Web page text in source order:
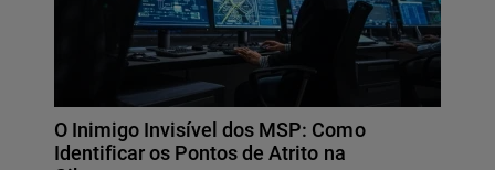
O Inimigo Invisível dos MSP: Como
Identificar os Pontos de Atrito na